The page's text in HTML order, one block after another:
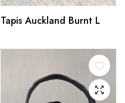
Tapis Auckland Burnt L